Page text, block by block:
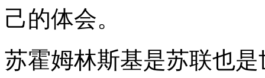
己的体会。
苏霍姆林斯基是苏联也